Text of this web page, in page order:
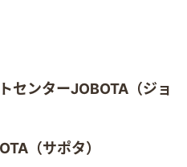
センターJOBOTA（ジョ
（サポタ）